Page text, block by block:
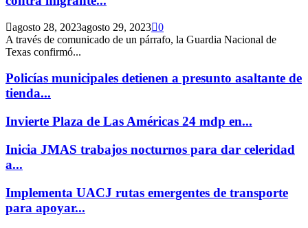
agosto 28, 2023agosto 29, 2023 0
A través de comunicado de un párrafo, la Guardia Nacional de
Texas confirmó...
Policías municipales detienen a presunto asaltante de
tienda...
Invierte Plaza de Las Américas 24 mdp en...
Inicia JMAS trabajos nocturnos para dar celeridad
a...
Implementa UACJ rutas emergentes de transporte
para apoyar...